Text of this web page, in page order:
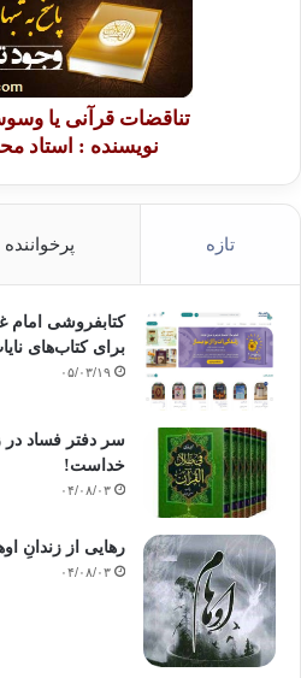
تناقضات قرآنی یا
نویسنده : استاد
تازه پرخواننده
کتابفروشی
برای کتاب‌های
۰۵/۰۳/۱۹
سر دفتر فساد در
خداست‌!
۰۴/۰۸/۰۳
رهایی از زندانِ
۰۴/۰۸/۰۳